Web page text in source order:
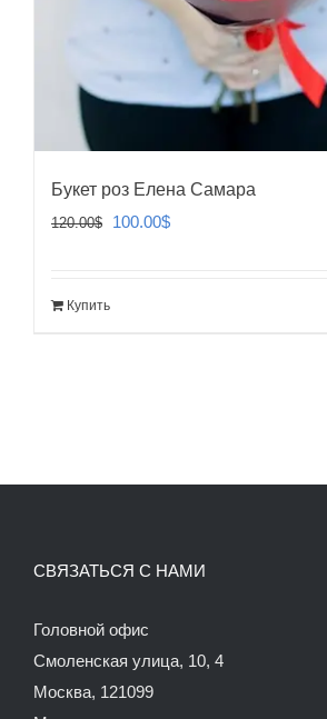
Букет роз Елена Самара
120.00$
Первоначальная
100.00$Текущая
Купить
СВЯЗАТЬСЯ С НАМИ
Головной офис
Смоленская улица, 10, 4
Москва, 121099